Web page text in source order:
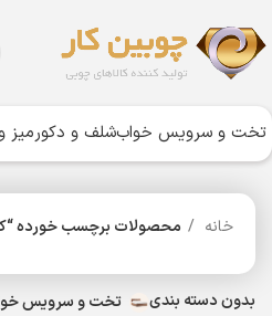
تخت و سرویس خوابشلف و دکورمیز
خانه محصولات برچسب خورده
بدون دسته بندی تخت و سرویس